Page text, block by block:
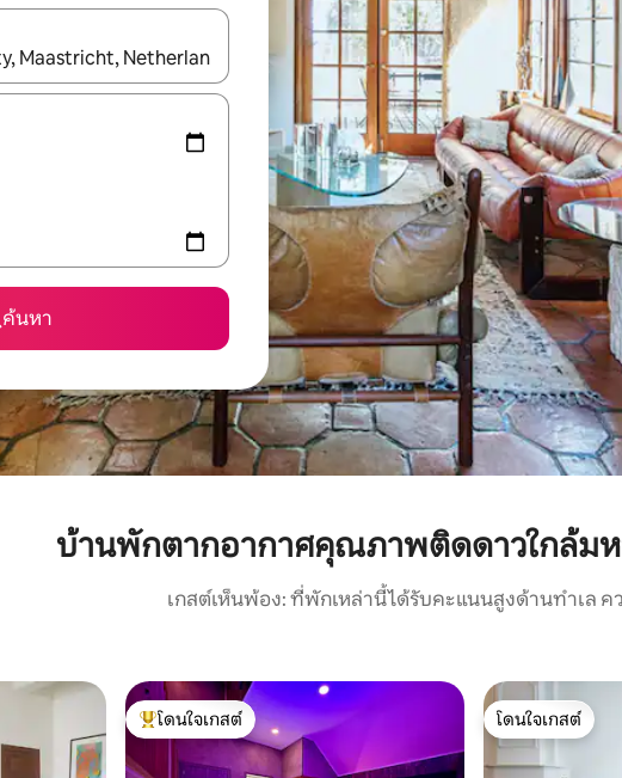
สัมผัสหรือปัด เพื่อสำรวจผลการค้นหา
ค้นหา
บ้านพักตากอากาศคุณภาพติดดาวใกล้ม
เกสต์เห็นพ้อง: ที่พักเหล่านี้ได้รับคะแนนสูงด้านทำเล ค
โดนใจเกสต์ที่สุด
โดนใจเกสต์
โดนใจเกสต์
โดนใจเกสต์